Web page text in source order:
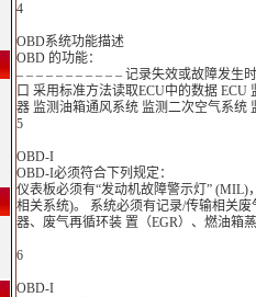
4
OBD系统功能描述
OBD 的功能：
– – – – – – – – – – – 记录失效或故障发
口 采用标准方法读取ECU中的数据
器 监测油箱通风系统 监测二次空气系统
5
OBD-I
OBD-I必须符合下列规定：
仪表板必须有“发动机故障警示灯”
相关系统)。 系统必须有记录/传输相关
器、废气再循环装 置（EGR）、燃油箱
6
OBD-I